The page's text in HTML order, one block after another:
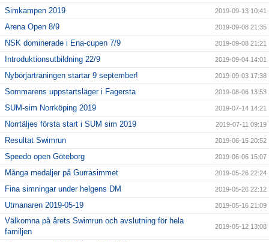
Simkampen 2019 2019-09-13 10:41
Arena Open 8/9 2019-09-08 21:35
NSK dominerade i Ena-cupen 7/9 2019-09-08 21:21
Introduktionsutbildning 22/9 2019-09-04 14:01
Nybörjarträningen startar 9 september! 2019-09-03 17:38
Sommarens uppstartsläger i Fagersta 2019-08-06 13:53
SUM-sim Norrköping 2019 2019-07-14 14:21
Norrtäljes första start i SUM sim 2019 2019-07-11 09:19
Resultat Swimrun 2019-06-15 20:52
Speedo open Göteborg 2019-06-06 15:07
Många medaljer på Gurrasimmet 2019-05-26 22:24
Fina simningar under helgens DM 2019-05-26 22:12
Utmanaren 2019-05-19 2019-05-16 21:09
Välkomna på årets Swimrun och avslutning för hela
familjen
2019-05-12 13:08